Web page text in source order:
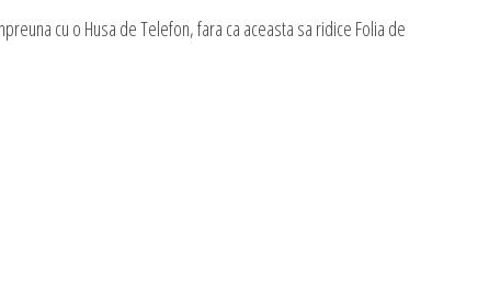
cucu o Husa de Telefon, fara ca aceasta sa ridice Folia de